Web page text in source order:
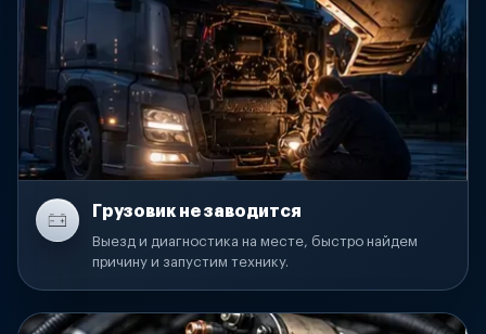
Грузовик не заводится
Выезд и диагностика на месте, быстро найдем
причину и запустим технику.